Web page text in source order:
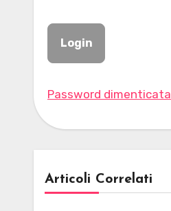
Password dimenticata
Articoli Correlati